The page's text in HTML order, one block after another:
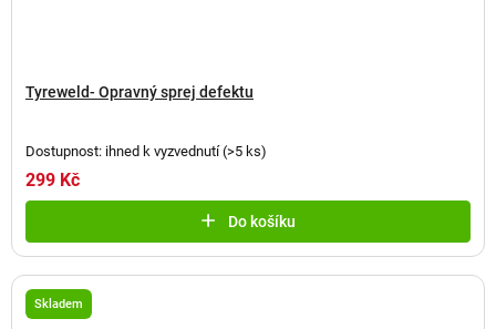
Tyreweld- Opravný sprej defektu
Dostupnost: ihned k vyzvednutí(>5 ks)
299 Kč
Do košíku
Skladem